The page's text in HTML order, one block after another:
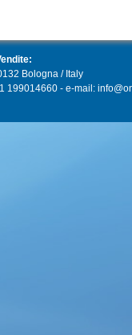
Bologna / Italy
199014660 - e-mail: